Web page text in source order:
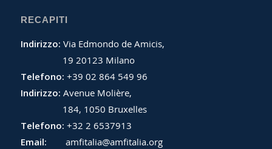
RECAPITI
Indirizzo: Via Edmondo de Amicis,
19 20123 Milano
Telefono: +39 02 864 549 96
Indirizzo: Avenue Molière,
184, 1050 Bruxelles
Telefono: +32 2 6537913
Email:
amfitalia@amfitalia.org